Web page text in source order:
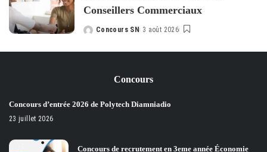
Conseillers Commerciaux
Posted
Concours SN 3 août 2026
Concours
Concours d’entrée 2026 de Polytech Diamniadio
23 juillet 2026
Concours de recrutement en 3eme année Économie